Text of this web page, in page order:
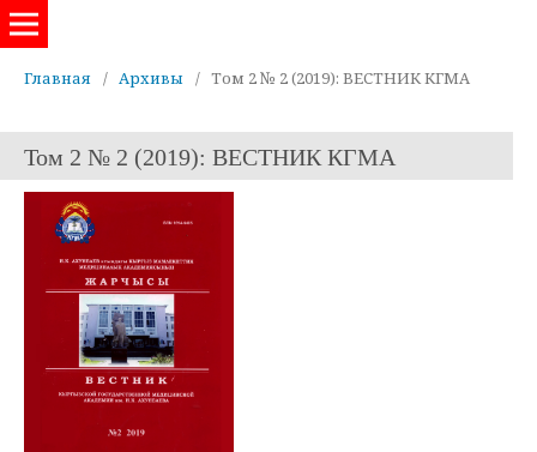
Главная / Архивы / Том 2 № 2 (2019): ВЕСТНИК КГМА
Том 2 № 2 (2019): ВЕСТНИК КГМА